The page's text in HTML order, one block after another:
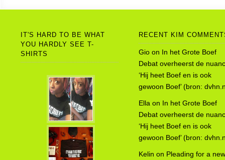
IT'S HARD TO BE WHAT
YOU HARDLY SEE T-
SHIRTS
RECENT KIM
Gio on In het Grote Boef
Debat overheerst de
‘Hij heet Boef en is ook
gewoon Boef’ (bron:
Ella on In het Grote Boef
Debat overheerst de
‘Hij heet Boef en is ook
gewoon Boef’ (bron:
Kelin on Pleading for a new